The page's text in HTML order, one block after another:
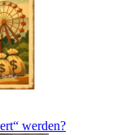
werden?